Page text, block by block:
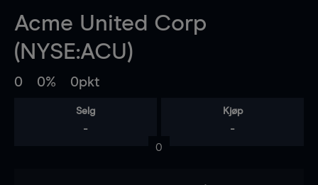
Acme United Corp
(NYSE:ACU)
0 0% 0pkt
Selg
-
Kjøp
-
0